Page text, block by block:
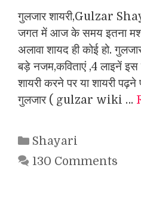
गुलजार शायरी,Gulzar
जगत में आज के समय इतना
अलावा शायद ही कोई हो.
बड़े नजम,कविताएं ,4 लाइनें इस
शायरी करने पर या शायरी
गुलजार ( gulzar wiki …
Categories
Shayari
130 Comments